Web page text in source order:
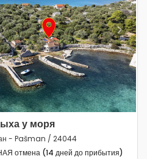
Next
у моря
- Pašman / 24044
отмена (14 дней до прибытия)